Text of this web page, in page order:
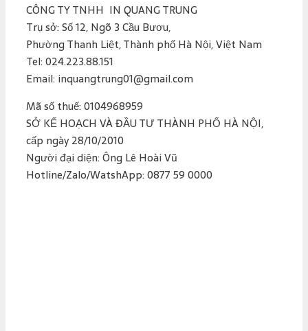
CÔNG TY TNHH IN QUANG TRUNG
Trụ sở: Số 12, Ngõ 3 Cầu Bươu,
Phường Thanh Liệt, Thành phố Hà Nội, Việt Nam
Tel: 024.223.88.151
Email: inquangtrung01@gmail.com
Mã số thuế: 0104968959
SỞ KẾ HOẠCH VÀ ĐẦU TƯ THÀNH PHỐ HÀ NỘI,
cấp ngày 28/10/2010
Người đại diện: Ông Lê Hoài Vũ
Hotline/Zalo/WatshApp: 0877 59 0000